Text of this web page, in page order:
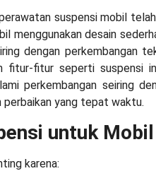
suspensi mobil
menggunakan desain
dengan perkembangan
fitur-fitur seperti suspensi
perkembangan seiring
perbaikan yang tepat waktu.
untuk
karena: